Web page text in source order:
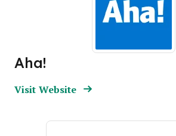
Aha!
Visit WebsiteOpens New Window